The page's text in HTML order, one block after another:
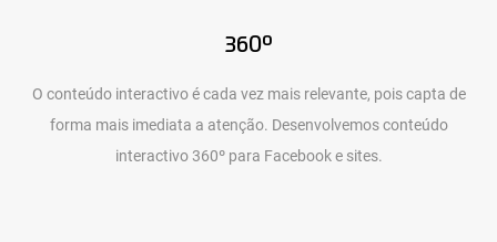
360º
O conteúdo interactivo é cada vez mais relevante, pois capta de
forma mais imediata a atenção. Desenvolvemos conteúdo
interactivo 360º para Facebook e sites.